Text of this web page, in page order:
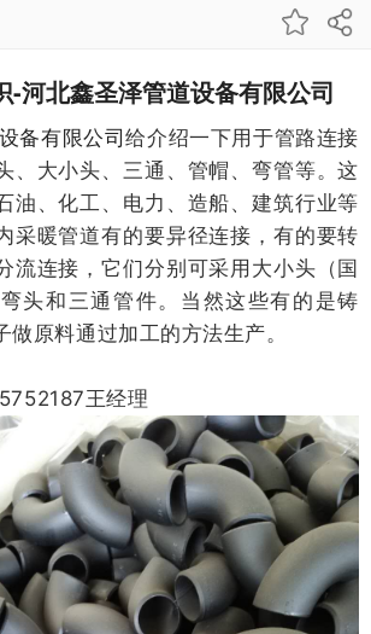
-河北鑫圣泽管道设备有限公司
备有限公司给介绍一下用于管路连接
、大小头、三通、管帽、弯管等。这
油、化工、电力、造船、建筑行业等
采暖管道有的要异径连接，有的要转
流连接，它们分别可采用大小头（国
头和三通管件。当然这些有的是铸
做原料通过加工的方法生产。
王经理